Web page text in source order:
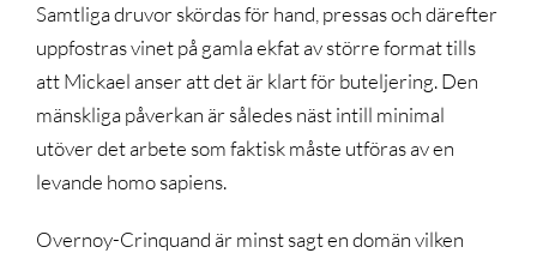
Samtliga druvor skördas för hand, pressas och därefter
uppfostras vinet på gamla ekfat av större format tills
att Mickael anser att det är klart för buteljering. Den
mänskliga påverkan är således näst intill minimal
utöver det arbete som faktisk måste utföras av en
levande homo sapiens.
Overnoy-Crinquand är minst sagt en domän vilken